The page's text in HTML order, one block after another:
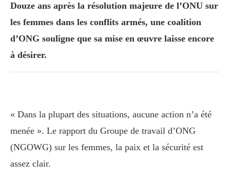
Douze ans après la résolution majeure de l’ONU sur
les femmes dans les conflits armés, une coalition
d’ONG souligne que sa mise en œuvre laisse encore
à désirer.
« Dans la plupart des situations, aucune action n’a été
menée ». Le rapport du Groupe de travail d’ONG
(NGOWG) sur les femmes, la paix et la sécurité est
assez clair.